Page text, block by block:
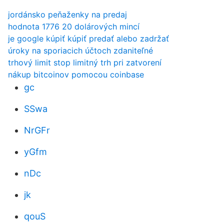
jordánsko peňaženky na predaj
hodnota 1776 20 dolárových mincí
je google kúpiť kúpiť predať alebo zadržať
úroky na sporiacich účtoch zdaniteľné
trhový limit stop limitný trh pri zatvorení
nákup bitcoinov pomocou coinbase
gc
SSwa
NrGFr
yGfm
nDc
jk
qouS